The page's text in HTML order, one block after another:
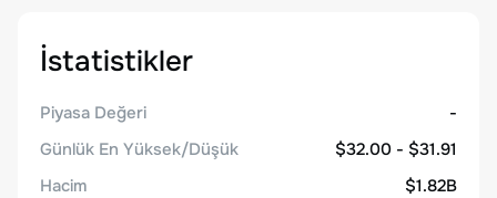
İstatistikler
Piyasa Değeri
-
Günlük En Yüksek/Düşük
$32.00 - $31.91
Hacim
$1.82B